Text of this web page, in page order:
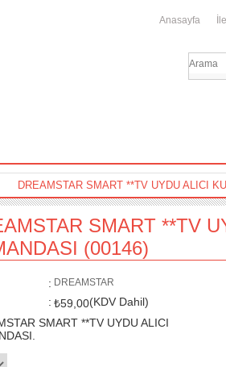
Anasayfa
DREAMSTAR SMART **TV UYDU ALICI
SMART **TV
(00146)
: DREAMSTAR
: ₺59,00(KDV Dahil)
SMART **TV UYDU ALICI